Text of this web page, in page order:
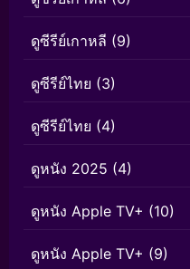
ดูซีรีย์เกาหลี (9)
ดูซีรีย์ไทย (3)
ดูซีรีย์ไทย (4)
ดูหนัง 2025 (4)
ดูหนัง Apple TV+ (10)
ดูหนัง Apple TV+ (9)